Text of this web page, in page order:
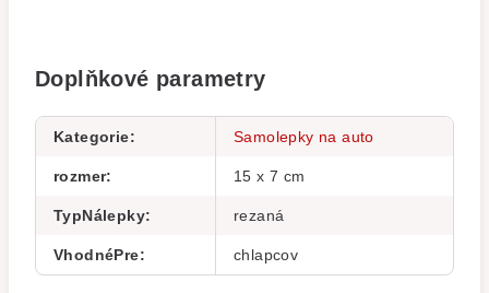
Doplňkové parametry
Kategorie: Samolepky na auto
rozmer: 15 x 7 cm
TypNálepky: rezaná
VhodnéPre: chlapcov